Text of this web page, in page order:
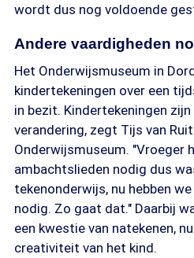
wordt dus nog voldoende
Andere vaardigheden
Het Onderwijsmuseum in
kindertekeningen over een
in bezit. Kindertekeningen
verandering, zegt Tijs van
Onderwijsmuseum. "Vroeger
ambachtslieden nodig dus
tekenonderwijs, nu hebben
nodig. Zo gaat dat." Daarbij
een kwestie van natekenen,
creativiteit van het kind.